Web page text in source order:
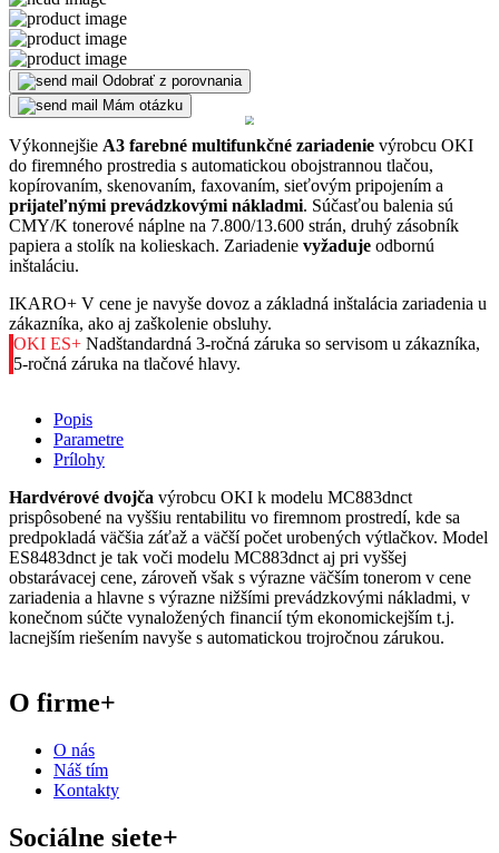
Odobrať z porovnania
Mám otázku
Výkonnejšie A3 farebné multifunkčné zariadenie výrobcu OKI
do firemného prostredia s automatickou obojstrannou tlačou,
kopírovaním, skenovaním, faxovaním, sieťovým pripojením a
prijateľnými prevádzkovými nákladmi. Súčasťou balenia sú
CMY/K tonerové náplne na 7.800/13.600 strán, druhý zásobník
papiera a stolík na kolieskach. Zariadenie vyžaduje odbornú
inštaláciu.
IKARO+ V cene je navyše dovoz a základná inštalácia zariadenia u
zákazníka, ako aj zaškolenie obsluhy.
OKI ES+ Nadštandardná 3-ročná záruka so servisom u zákazníka,
5-ročná záruka na tlačové hlavy.
Popis
Parametre
Prílohy
Hardvérové dvojča výrobcu OKI k modelu MC883dnct
prispôsobené na vyššiu rentabilitu vo firemnom prostredí, kde sa
predpokladá väčšia záťaž a väčší počet urobených výtlačkov. Model
ES8483dnct je tak voči modelu MC883dnct aj pri vyššej
obstarávacej cene, zároveň však s výrazne väčším tonerom v cene
zariadenia a hlavne s výrazne nižšími prevádzkovými nákladmi, v
konečnom súčte vynaložených financií tým ekonomickejším t.j.
lacnejším riešením navyše s automatickou trojročnou zárukou.
O firme+
O nás
Náš tím
Kontakty
Sociálne siete+